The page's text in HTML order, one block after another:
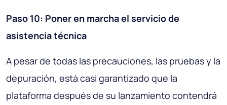
Paso 10: Poner en marcha el servicio de
asistencia técnica
A pesar de todas las precauciones, las pruebas y la
depuración, está casi garantizado que la
plataforma después de su lanzamiento contendrá